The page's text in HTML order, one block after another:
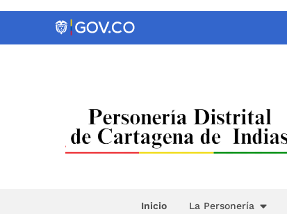
Inicio La Personería